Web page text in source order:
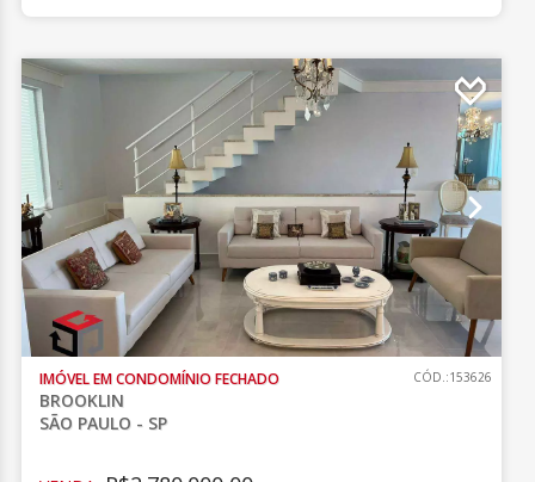
IMÓVEL EM CONDOMÍNIO FECHADO
BROOKLIN
SÃO PAULO - SP
CÓD.:153626